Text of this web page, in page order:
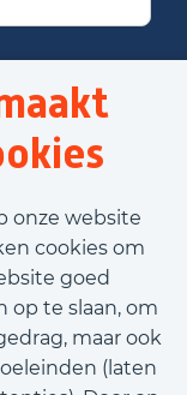
onze website
cookies om
goed
op te slaan, om
maar ook
(laten